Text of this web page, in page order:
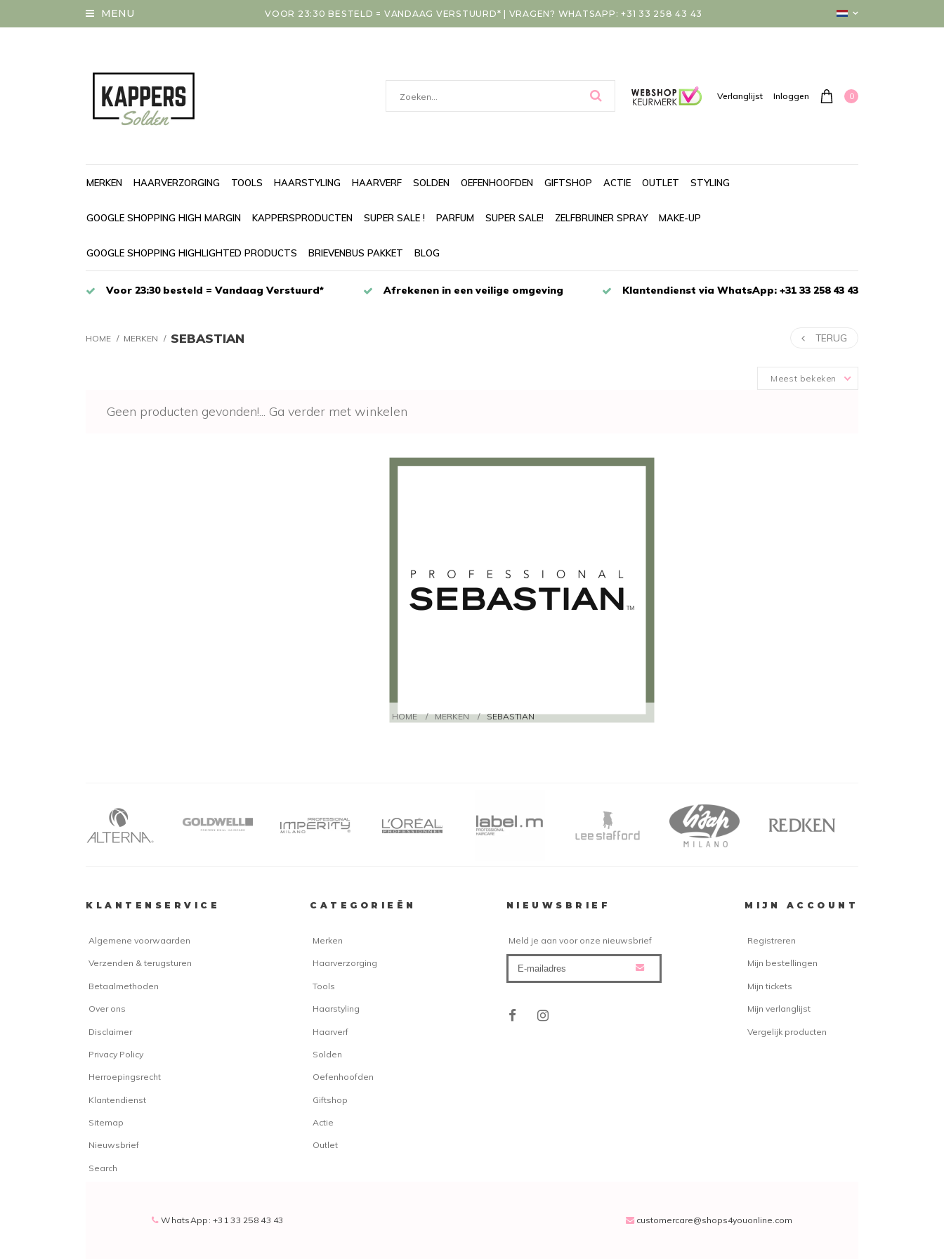
MENU VOOR 23:30 BESTELD = VANDAAG VERSTUURD* | VRAGEN? WHATSAPP: +31 33 258 43 43
Verlanglijst Inloggen 0
MERKEN HAARVERZORGING TOOLS HAARSTYLING HAARVERF SOLDEN OEFENHOOFDEN GIFTSHOP ACTIE OUTLET STYLING
GOOGLE SHOPPING HIGH MARGIN KAPPERSPRODUCTEN SUPER SALE ! PARFUM SUPER SALE! ZELFBRUINER SPRAY MAKE-UP
GOOGLE SHOPPING HIGHLIGHTED PRODUCTS BRIEVENBUS PAKKET BLOG
Voor 23:30 besteld = Vandaag Verstuurd* Afrekenen in een veilige omgeving Klantendienst via WhatsApp: +31 33 258 43 43
HOME / MERKEN / SEBASTIAN TERUG
Meest bekeken
Geen producten gevonden!... Ga verder met winkelen
HOME / MERKEN / SEBASTIAN
KLANTENSERVICE
Algemene voorwaarden
Verzenden & terugsturen
Betaalmethoden
Over ons
Disclaimer
Privacy Policy
Herroepingsrecht
Klantendienst
Sitemap
Nieuwsbrief
Search
CATEGORIEËN
Merken
Haarverzorging
Tools
Haarstyling
Haarverf
Solden
Oefenhoofden
Giftshop
Actie
Outlet
NIEUWSBRIEF
Meld je aan voor onze nieuwsbrief
MIJN ACCOUNT
Registreren
Mijn bestellingen
Mijn tickets
Mijn verlanglijst
Vergelijk producten
WhatsApp: +31 33 258 43 43 customercare@shops4youonline.com